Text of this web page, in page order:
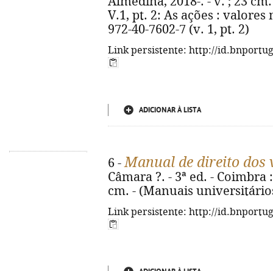
V.1, pt. 2: As ações : valores
972-40-7602-7 (v. 1, pt. 2)
Link persistente: http://
ADICIONAR À LISTA
6 -Manual de direito
Câmara ?. - 3ª ed. -
cm. - (Manuais
Link persistente: http://